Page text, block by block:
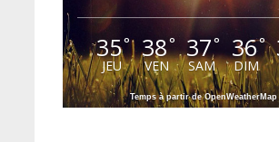
35°
JEU
38°
VEN
37°
SAM
36°
DIM
Temps à partir de OpenWeatherMap